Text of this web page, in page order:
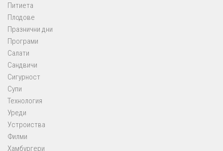
Питиета
Плодове
Празнични дни
Програми
Салати
Сандвичи
Сигурност
Супи
Технология
Уреди
Устроиства
Филми
Хамбургери